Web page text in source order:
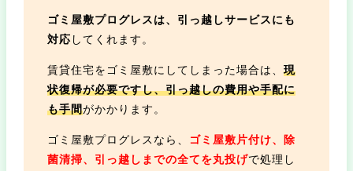
ゴミ屋敷プログレスは、引っ越しサービスにも
対応 してくれます。
賃貸住宅をゴミ屋敷にしてしまった場合は、現
状復帰が必要ですし、引っ越しの費用や手配に
も手間がかかります。
ゴミ屋敷プログレスなら、
ゴミ屋敷片付け、除
菌清掃、引っ越しまでの全てを丸投げで処理し